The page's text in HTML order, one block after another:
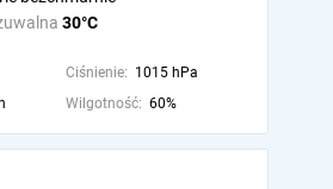
30°C
Ciśnienie: 1015 hPa
Wilgotność: 60%